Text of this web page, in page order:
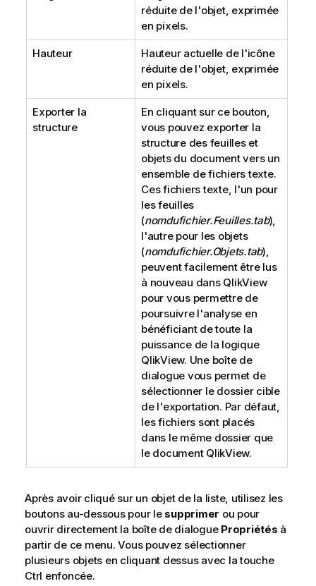
réduite de l'objet, exprimée
en pixels.
Hauteur
Hauteur actuelle de l'icône
réduite de l'objet, exprimée
en pixels.
Exporter la
structure
En cliquant sur ce bouton,
vous pouvez exporter la
structure des feuilles et
objets du document vers un
ensemble de fichiers texte.
Ces fichiers texte, l'un pour
les feuilles
(nomdufichier.Feuilles.tab),
l'autre pour les objets
(nomdufichier.Objets.tab),
peuvent facilement être lus
à nouveau dans QlikView
pour vous permettre de
poursuivre l'analyse en
bénéficiant de toute la
puissance de la logique
QlikView. Une boîte de
dialogue vous permet de
sélectionner le dossier cible
de l'exportation. Par défaut,
les fichiers sont placés
dans le même dossier que
le document QlikView.
Après avoir cliqué sur un objet de la liste, utilisez les
boutons au-dessous pour le supprimer ou pour
ouvrir directement la boîte de dialogue Propriétés à
partir de ce menu. Vous pouvez sélectionner
plusieurs objets en cliquant dessus avec la touche
Ctrl enfoncée.